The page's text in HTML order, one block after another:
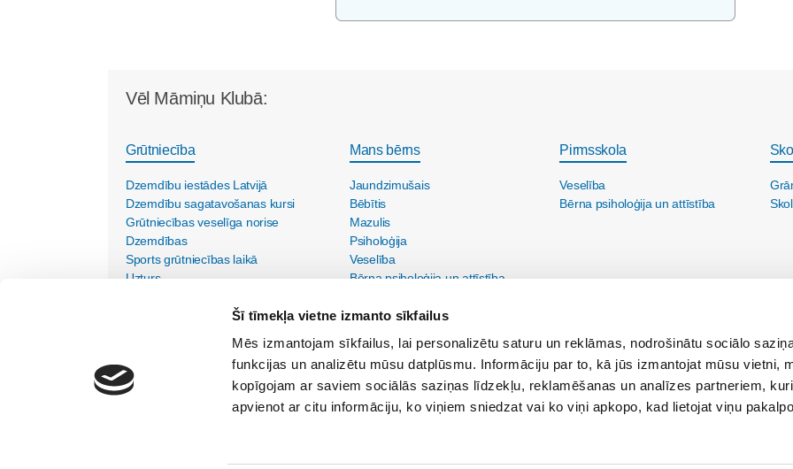
Šī tīmekļa vietne izmanto sīkfailus
Mēs izmantojam sīkfailus, lai personalizētu saturu un reklāmas, nodrošinātu sociālo
funkcijas un analizētu mūsu datplūsmu. Informāciju par to, kā jūs izmantojat mūsu vietni,
kopīgojam ar saviem sociālās saziņas līdzekļu, reklamēšanas un analīzes partneriem,
apvienot ar citu informāciju, ko viņiem sniedzat vai ko viņi apkopo, kad lietojat viņu
Vēl Māmiņu Klubā:
Grūtniecība
Dzemdību iestādes Latvijā
Dzemdību sagatavošanas kursi
Grūtniecības veselīga norise
Dzemdības
Sports grūtniecības laikā
Uzturs
Mans bērns
Jaundzimušais
Bēbītis
Mazulis
Psiholoģija
Veselība
Bērna psiholoģija un attīstība
Pirmsskola
Veselība
Bērna psiholoģija un attīstība
SIA "Lietišķās kreativitātes grupa"